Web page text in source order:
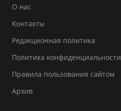
О нас
Контакты
Редакционная политика
Политика конфиденциальности
Правила пользования сайтом
Архив